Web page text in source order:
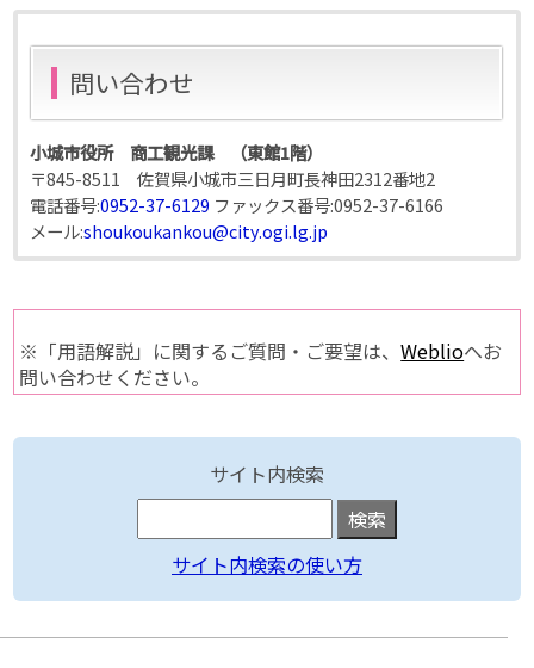
問い合わせ
小城市役所 商工観光課 （東館1階）
〒845-8511 佐賀県小城市三日月町長神田2312番地2
電話番号:0952-37-6129 ファックス番号:0952-37-6166
メール:shoukoukankou@city.ogi.lg.jp
※「用語解説」に関するご質問・ご要望は、Weblioへお
問い合わせください。
サイト内検索
サイト内検索の使い方